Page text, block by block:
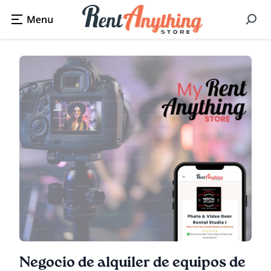
Negocio de alquiler de equipos de